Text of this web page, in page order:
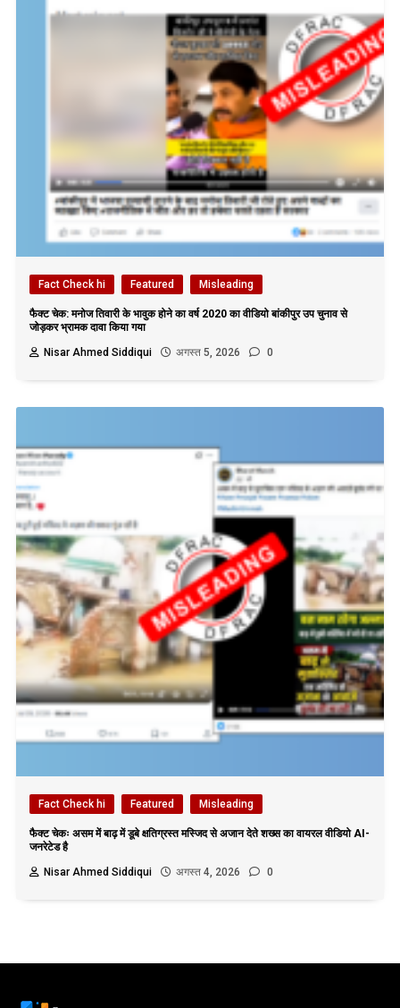
Fact Check hi Featured Misleading
फैक्ट चेक: मनोज तिवारी के भावुक होने का वर्ष 2020 का वीडियो बांकीपुर उप चुनाव से
जोड़कर भ्रामक दावा किया गया
Nisar Ahmed Siddiqui
अगस्त 5, 2026 0
Fact Check hi Featured Misleading
फैक्ट चेकः असम में बाढ़ में डूबे क्षतिग्रस्त मस्जिद से अजान देते शख्स का वायरल वीडियो AI-
जनरेटेड है
Nisar Ahmed Siddiqui
अगस्त 4, 2026 0